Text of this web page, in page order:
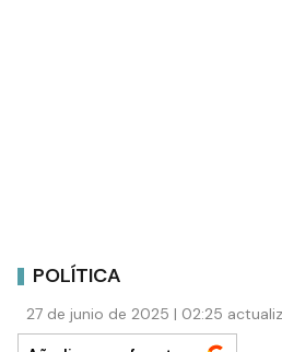
POLÍTICA
27 de junio de 2025 | 02:25